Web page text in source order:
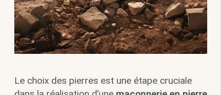
Le choix des pierres est une étape cruciale